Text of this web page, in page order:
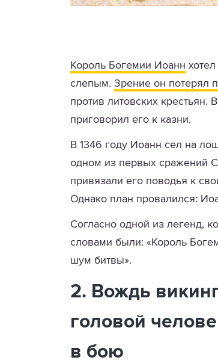
Король Богемии Иоанн
слепым. Зрение он потерял
против литовских крестьян.
приговорил его к казни.
В 1346 году Иоанн сел на
одном из первых сражений
привязали его поводья к
Однако план провалился:
Согласно одной из легенд,
словами были: «Король
шум битвы».
2. Вождь
головой
в бою